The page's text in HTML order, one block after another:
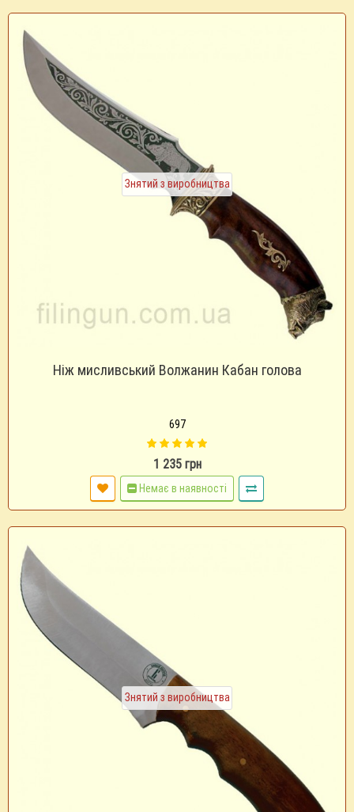
Знятий з виробництва
Ніж мисливський Волжанин Кабан голова
697
1 235 грн
Немає в наявності
Знятий з виробництва